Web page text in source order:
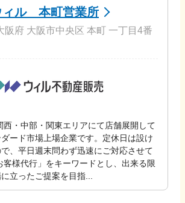
ィル 本町営業所
阪府 大阪市中央区 本町 一丁目4番
西・中部・関東エリアにて店舗展開して
ード市場上場企業です。定休日は設け
、平日週末問わず迅速にご対応させて
客様代行」をキーワードとし、出来る限
立ったご提案を目指...